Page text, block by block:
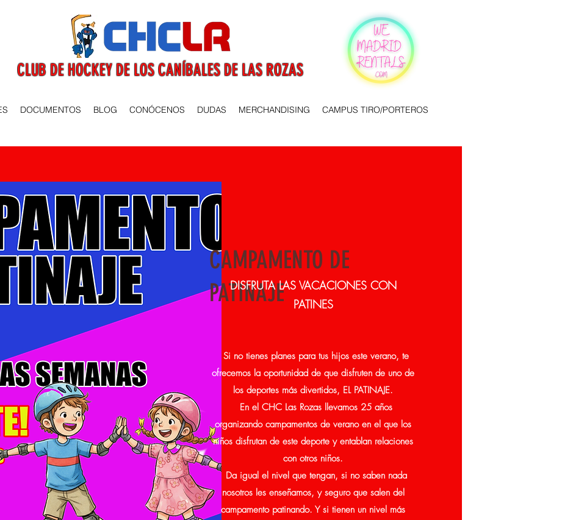
CLUB DE HOCKEY DE LOS CANÍBALES DE LAS ROZAS
DOCUMENTOS BLOG CONÓCENOS DUDAS MERCHANDISING CAMPUS TIRO/PORTEROS
CAMPAMENTO DE
PATINAJE
DISFRUTA LAS VACACIONES CON
PATINES
Si no tienes planes para tus hijos este verano, te
ofrecemos la oportunidad de que disfruten de uno de
los deportes más divertidos, EL PATINAJE.
En el CHC Las Rozas llevamos 25 años
organizando campamentos de verano en el que los
niños disfrutan de este deporte y entablan relaciones
con otros niños.
Da igual el nivel que tengan, si no saben nada
nosotros les enseñamos, y seguro que salen del
campamento patinando. Y si tienen un nivel más